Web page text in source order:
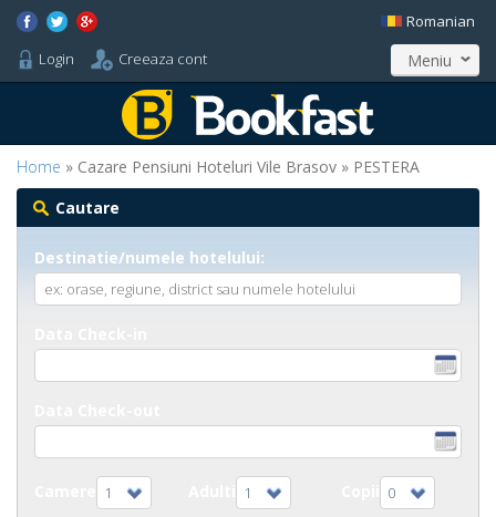
Login Creeaza cont
Romanian
Meniu
Home » Cazare Pensiuni Hoteluri Vile Brasov » PESTERA
Cautare
Destinatie/numele hotelului:
1 1 0